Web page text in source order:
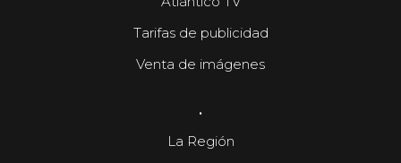
Tarifas de publicidad
Venta de imágenes
.
La Región